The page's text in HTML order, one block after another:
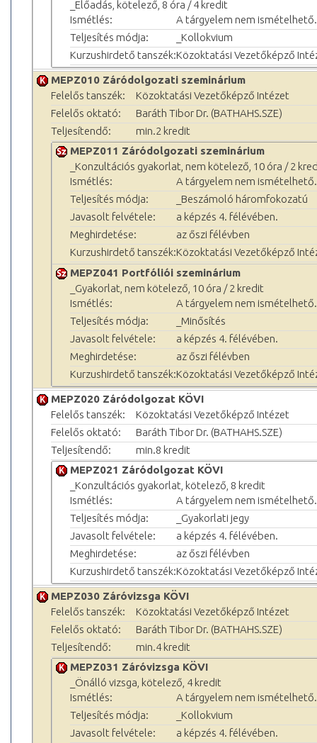
_Előadás, kötelező, 8 óra / 4 kredit
Ismétlés:
A tárgyelem nem ismételhető.
Teljesítés módja:
_Kollokvium
Kurzushirdető tanszék:Közoktatási Vezetőképző
MEPZ010 Záródolgozati szeminárium
Felelős tanszék:
Közoktatási Vezetőképző Intézet
Felelős oktató:
Baráth Tibor Dr. (BATHAHS.SZE)
Teljesítendő:
min.2 kredit
MEPZ011 Záródolgozati szeminárium
_Konzultációs gyakorlat, nem kötelező, 10 óra / 2
Ismétlés:
A tárgyelem nem ismételhető.
Teljesítés módja:
_Beszámoló háromfokozatú
Javasolt felvétele:
a képzés 4. félévében.
Meghirdetése:
az őszi félévben
Kurzushirdető tanszék:Közoktatási Vezetőképző
MEPZ041 Portfóliói szeminárium
_Gyakorlat, nem kötelező, 10 óra / 2 kredit
Ismétlés:
A tárgyelem nem ismételhető.
Teljesítés módja:
_Minősítés
Javasolt felvétele:
a képzés 4. félévében.
Meghirdetése:
az őszi félévben
Kurzushirdető tanszék:Közoktatási Vezetőképző
MEPZ020 Záródolgozat KÖVI
Felelős tanszék:
Közoktatási Vezetőképző Intézet
Felelős oktató:
Baráth Tibor Dr. (BATHAHS.SZE)
Teljesítendő:
min.8 kredit
MEPZ021 Záródolgozat KÖVI
_Konzultációs gyakorlat, kötelező, 8 kredit
Ismétlés:
A tárgyelem nem ismételhető.
Teljesítés módja:
_Gyakorlati jegy
Javasolt felvétele:
a képzés 4. félévében.
Meghirdetése:
az őszi félévben
Kurzushirdető tanszék:Közoktatási Vezetőképző
MEPZ030 Záróvizsga KÖVI
Felelős tanszék:
Közoktatási Vezetőképző Intézet
Felelős oktató:
Baráth Tibor Dr. (BATHAHS.SZE)
Teljesítendő:
min.4 kredit
MEPZ031 Záróvizsga KÖVI
_Önálló vizsga, kötelező, 4 kredit
Ismétlés:
A tárgyelem nem ismételhető.
Teljesítés módja:
_Kollokvium
Javasolt felvétele:
a képzés 4. félévében.